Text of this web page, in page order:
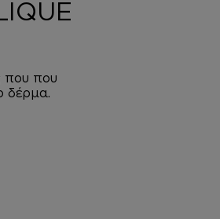
που που
δέρμα.